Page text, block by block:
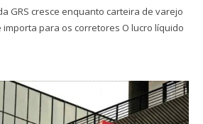
GRS cresce enquanto carteira de varejo
para os corretores O lucro líquido